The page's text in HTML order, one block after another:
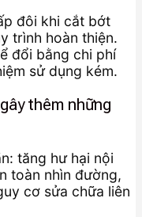
đôi khi cắt bớt
trình hoàn thiện.
đổi bằng chi phí
sử dụng kém.
thêm những
tăng hư hại nội
toàn nhìn đường,
cơ sửa chữa liên